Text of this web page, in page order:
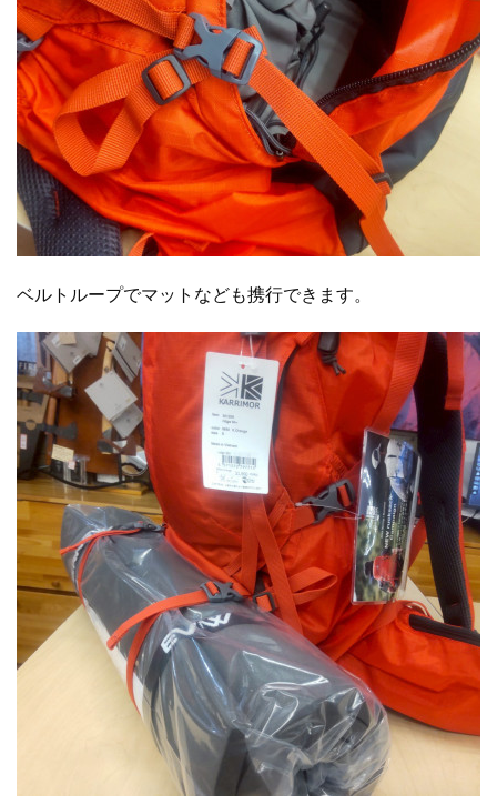
ベルトループでマットなども携行できます。